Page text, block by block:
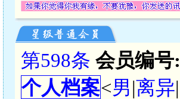
第598条 会员编号:
个人档案<男|离异|